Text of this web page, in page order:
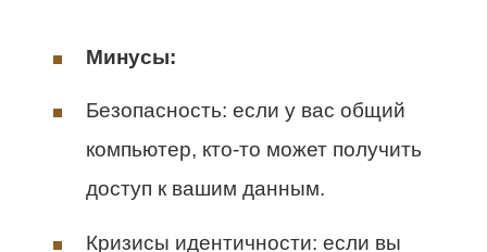
Минусы:
Безопасность: если у вас общий
компьютер, кто-то может получить
доступ к вашим данным.
Кризисы идентичности: если вы